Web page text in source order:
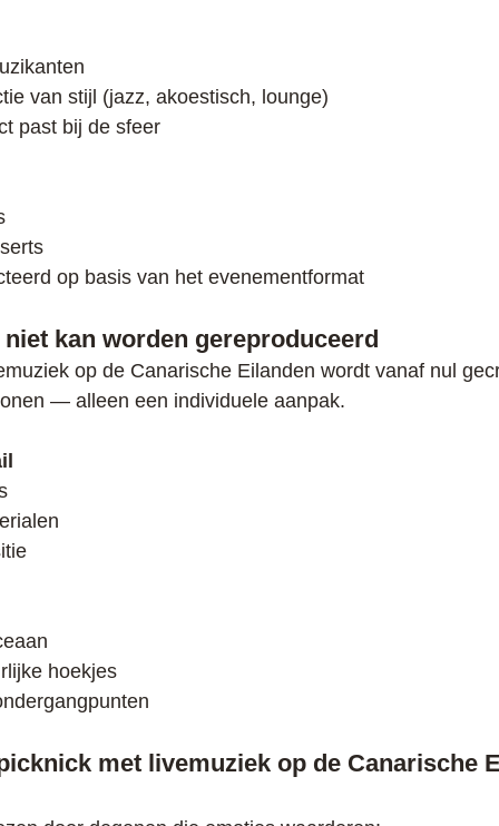
van stijl (jazz, akoestisch, lounge)
past bij de sfeer
op basis van het evenementformat
kan worden gereproduceerd
op de Canarische Eilanden wordt vanaf nul
— alleen een individuele aanpak.
hoekjes
met livemuziek op de Canarische